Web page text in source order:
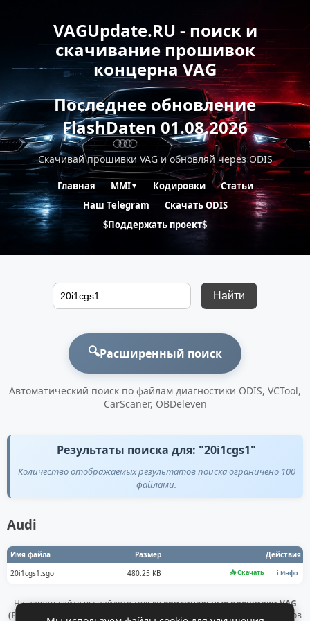
VAGUpdate.RU - поиск и
скачивание прошивок
концерна VAG
Последнее обновление
FlashDaten 01.08.2026
Скачивай прошивки VAG и обновляй через ODIS
Главная MMI▼ Кодировки
Статьи
Наш Telegram
Скачать ODIS
$Поддержать проект$
Найти
🔍Расширенный поиск
Автоматический поиск по файлам диагностики ODIS, VCTool,
CarScaner, OBDeleven
Результаты поиска для: "20i1cgs1"
Количество отображаемых результатов поиска ограничено 100
файлами.
Audi
Имя файла Размер
Действия
20i1cgs1.sgo
480.25 KB 📥 Скачать ℹ️ Инфо
На нашем сайте вы найдете толькооригинальные прошивки VAG
(Flashdaten)
. Все файлы получены напрямую с официальных серверов